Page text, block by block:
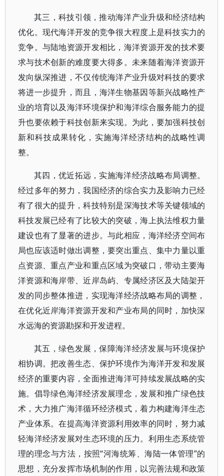
其三，科技引领，推动海洋产业升级和经济结构
优化。现代海洋开发的竞争很大程度上是科技实力的
竞争。与陆地资源开发相比，海洋资源开发的技术要
求与技术创新的难度要大得多。未来随着海洋资源开
发向纵深推进，不仅传统海洋产业升级对科技的要求
将进一步提升，而且，海洋生物基因等新兴战略性产
业的培育以及海洋环境保护和海洋综合服务能力的提
升也要依赖于科技创新来实现。为此，要加强科技创
新和科技成果转化，实施海洋经济结构的战略性调
整。
其四，优近拓远，实施海洋经济战略布局调整。
经过多年的努力，我国经济的综合实力及影响力已经
有了很大的提升，科技特别是深海技术等关键领域的
科技发展已经有了比较大的突破，海上执法维权力量
建设也有了显著的进步。与此相应，海洋经济空间布
局也应该适时做出调整，要突出重点、集中力量以重
点资源、重点产业和重点区域为突破口，带动主要海
洋资源和海岸带、近岸岛屿、专属经济区及大陆架开
发的同步整体推进，实现海洋经济战略布局的调整，
在优化近岸海洋资源开发和产业布局的同时，加快深
水远海的资源勘探和开发进程。
其五，绿色发展，保障海洋经济发展与环境保护
相协调。把改善生态、保护环境作为海洋开发和发展
经济的重要内容，全面推进海洋可持续发展战略的实
施。倡导绿色海洋经济发展理念，发展和推广绿色技
术，大力推广海洋循环经济模式，着力构建海洋生态
产业体系。在提高海洋资源利用效率的同时，努力减
轻海洋经济发展对生态环境的压力。利用生态系统管
理的理念与方法，按照“河海统筹、海陆一体管理”的
思想，充分发挥市场机制的作用，以完善法规和政策